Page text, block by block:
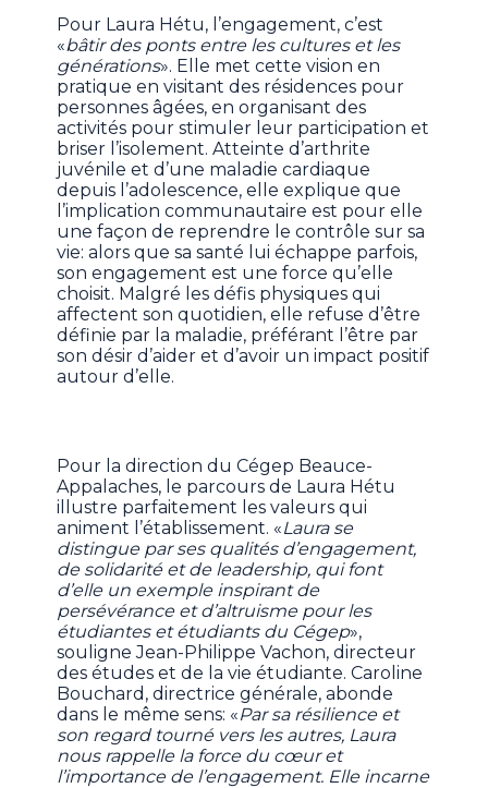
Pour Laura Hétu, l’engagement, c’est
«bâtir des ponts entre les cultures et les
générations». Elle met cette vision en
pratique en visitant des résidences pour
personnes âgées, en organisant des
activités pour stimuler leur participation et
briser l’isolement. Atteinte d’arthrite
juvénile et d’une maladie cardiaque
depuis l’adolescence, elle explique que
l’implication communautaire est pour elle
une façon de reprendre le contrôle sur sa
vie: alors que sa santé lui échappe parfois,
son engagement est une force qu’elle
choisit. Malgré les défis physiques qui
affectent son quotidien, elle refuse d’être
définie par la maladie, préférant l’être par
son désir d’aider et d’avoir un impact positif
autour d’elle.
Pour la direction du Cégep Beauce-
Appalaches, le parcours de Laura Hétu
illustre parfaitement les valeurs qui
animent l’établissement. «Laura se
distingue par ses qualités d’engagement,
de solidarité et de leadership, qui font
d’elle un exemple inspirant de
persévérance et d’altruisme pour les
étudiantes et étudiants du Cégep»,
souligne Jean-Philippe Vachon, directeur
des études et de la vie étudiante. Caroline
Bouchard, directrice générale, abonde
dans le même sens: «Par sa résilience et
son regard tourné vers les autres, Laura
nous rappelle la force du cœur et
l’importance de l’engagement. Elle incarne